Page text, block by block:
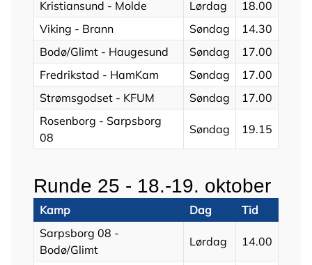
Kristiansund - Molde
Lørdag
18.00
Viking - Brann
Søndag
14.30
Bodø/Glimt - Haugesund
Søndag
17.00
Fredrikstad - HamKam
Søndag
17.00
Strømsgodset - KFUM
Søndag
17.00
Rosenborg - Sarpsborg
08
Søndag 19.15
Runde 25 - 18.-19. oktober
Kamp Dag
Tid
Sarpsborg 08 -
Bodø/Glimt
Lørdag 14.00